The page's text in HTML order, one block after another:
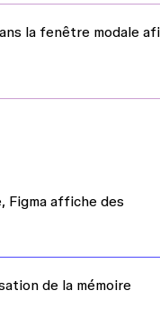
la fenêtre modale
Figma affiche des
de la mémoire